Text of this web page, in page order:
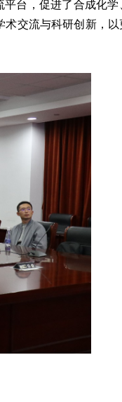
台，促进了合成化学
交流与科研创新，